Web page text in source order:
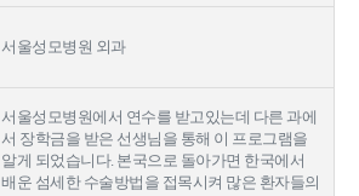
서울성모병원 외과
서울성모병원에서 연수를 받고있는데 다른 과에
서 장학금을 받은 선생님을 통해 이 프로그램을
알게 되었습니다. 본국으로 돌아가면 한국에서
배운 섬세한 수술방법을 접목시켜 많은 환자들의